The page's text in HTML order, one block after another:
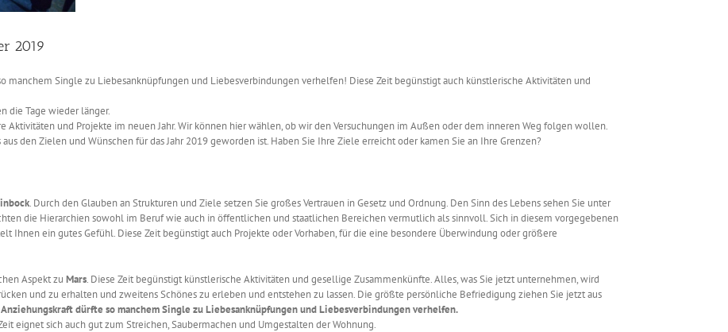
2019
manchem Single zu Liebesanknüpfungen und Liebesverbindungen verhelfen! Diese Zeit begünstigt auch künstlerische Aktivitäten und
die Tage wieder länger.
Aktivitäten und Projekte im neuen Jahr. Wir können hier wählen, ob wir den Versuchungen im Außen oder dem inneren Weg folgen wollen.
den Zielen und Wünschen für das Jahr 2019 geworden ist. Haben Sie Ihre Ziele erreicht oder kamen Sie an Ihre Grenzen?
. Durch den Glauben an Strukturen und Ziele setzen Sie großes Vertrauen in Gesetz und Ordnung. Den Sinn des Lebens sehen Sie unter
die Hierarchien sowohl im Beruf wie auch in öffentlichen und staatlichen Bereichen vermutlich als sinnvoll. Sich in diesem vorgegebenen
Ihnen ein gutes Gefühl. Diese Zeit begünstigt auch Projekte oder Vorhaben, für die eine besondere Überwindung oder größere
Aspekt zu Mars. Diese Zeit begünstigt künstlerische Aktivitäten und gesellige Zusammenkünfte. Alles, was Sie jetzt unternehmen, wird
und zu erhalten und zweitens Schönes zu erleben und entstehen zu lassen. Die größte persönliche Befriedigung ziehen Sie jetzt aus
dürfte so manchem Single zu Liebesanknüpfungen und Liebesverbindungen verhelfen.
eignet sich auch gut zum Streichen, Saubermachen und Umgestalten der Wohnung.